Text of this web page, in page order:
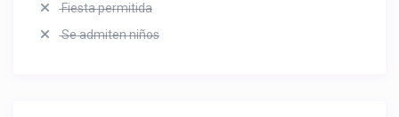
Fiesta permitida
Se admiten niños